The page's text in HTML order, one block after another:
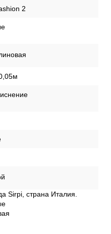
2
Sirpi, страна Италия.